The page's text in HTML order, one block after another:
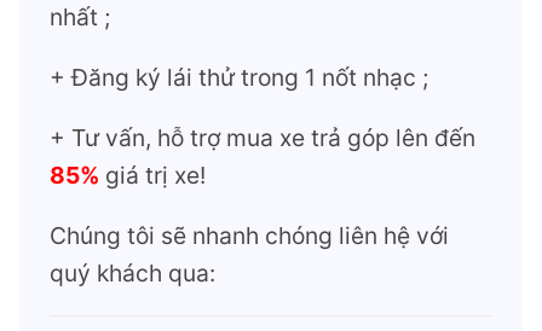
nhất ;
+ Đăng ký lái thử trong 1 nốt nhạc ;
+ Tư vấn, hỗ trợ mua xe trả góp lên đến
85% giá trị xe!
Chúng tôi sẽ nhanh chóng liên hệ với
quý khách qua: